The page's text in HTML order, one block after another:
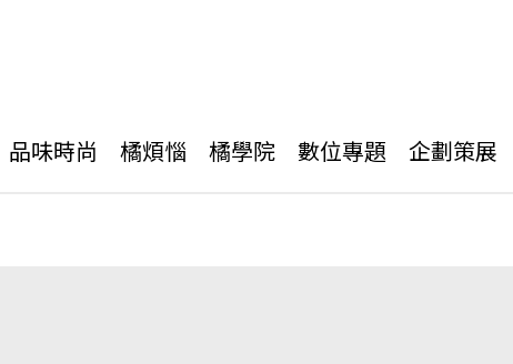
品味時尚 橘煩惱 橘學院 數位專題 企劃策展